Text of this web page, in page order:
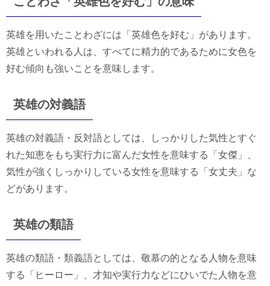
英雄を用いたことわざには「英雄色を好む」があります。
英雄といわれる人は、すべてに精力的であるために女色を
好む傾向も強いことを意味します。
英雄の対義語
英雄の対義語・反対語としては、しっかりした気性とすぐ
れた知恵をもち実行力に富んだ女性を意味する「女傑」、
気性が強くしっかりしている女性を意味する「女丈夫」な
どがあります。
英雄の類語
英雄の類語・類義語としては、敬慕の的となる人物を意味
する「ヒーロー」、才知や実行力などにひいでた人物を意